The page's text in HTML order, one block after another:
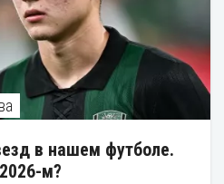
в нашем футболе.
м?